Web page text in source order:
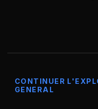
CONTINUER
GENERAL